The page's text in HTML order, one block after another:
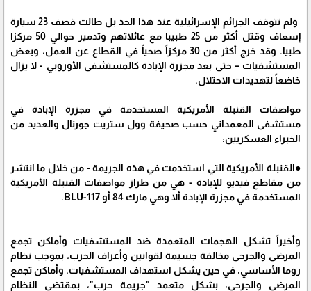
ولم تتوقف الجرائم الإسرائيلية عند هذا الحد بل طالت قصف 23 سيارة
إسعاف وقتل أكثر من 25 طبيبا مع عائلاتهم وتدمير حوالي 50 مركزا
طبيا. وقد خرج أكثر من 30 مركزاً صحياً في القطاع عن العمل، وبعض
المستشفيات – حتى بعد مجزرة الإبادة كالمستشفى الأوروبي - لا يزال
خاضعاً لتهديدات الاحتلال.
مواصفات القنبلة الأمريكية المستخدمة في مجزرة الإبادة في
مستشفى المعمداني حسب صحيفة وول ستريت جورنال والعديد من
الخبراء العسكريين:
●القنبلة الأمريكية التي استخدمت في هذه الجريمة - من خلال ما انتشر
من مقاطع فيديو للإبادة - هي من طراز مواصفات القنبلة الأمريكية
المستخدمة في مجزرة الإبادة ألا وهي مارك 84 أو BLU-117.
وأخيراً تشكل الهجمات المتعمدة ضد المستشفيات وأماكن تجمع
المرضى والجرحى مخالفة جسيمة لقوانين وأعراف الحرب، بموجب نظام
روما الأساسي، في حين يشكل استهداف المستشفيات، وأماكن تجمع
المرضى والجرحى، بشكل متعمد "جريمة حرب"، بمقتضى النظام